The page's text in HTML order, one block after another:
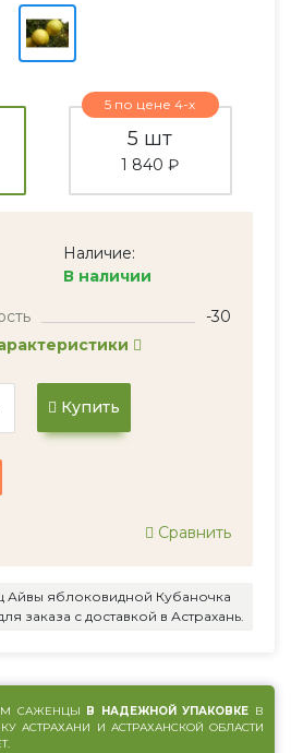
5 по цене 4-х
5 шт
1 840 ₽
Наличие:
В наличии
-30
Купить
Сравнить
Айвы яблоковидной Кубаночка
заказа с доставкой в Астрахань.
САЖЕНЦЫ В НАДЕЖНОЙ УПАКОВКЕ В
АСТРАХАНИ И АСТРАХАНСКОЙ ОБЛАСТИ